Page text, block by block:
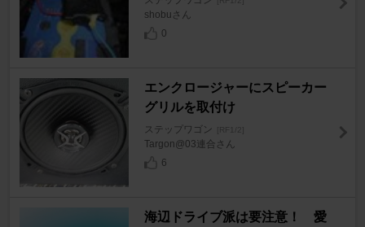
shobuさん
0
エンクロージャーにスピーカー
グリルを取付け
ステップワゴン [RF1/2]
Targon@03連合さん
6
海辺ドライブ派は要注意！ 愛